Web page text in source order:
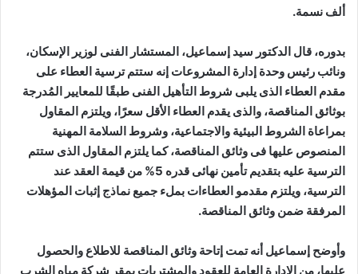
ألف نسمة.
بدوره، قال الدكتور سيد إسماعيل، المستشار الفنى لوزير الإسكان،
ونائب رئيس وحدة إدارة المشروعات إنه ستتم ترسية العطاء على
مقدم العطاء الذى يلبى شروط التأهيل الفنى طبقًا للمعايير المُدرجة
بوثائق المناقصة، والذى يقدم العطاء الأقل سعرًا، ويلتزم المقاول
بمراعاة الشروط البيئية والاجتماعية، وشروط السلامة المهنية
المنصوص عليها فى وثائق المناقصة، كما يلتزم المقاول الذى ستتم
الترسية عليه بتقديم تأمين نهائى قدره 5% من قيمة العقد عند
الترسية، ويلتزم مقدمو العطاءات بملء جميع نماذج إثبات المؤهلات
المرفقة ضمن وثائق المناقصة.
وأوضح إسماعيل أنه تمت إتاحة وثائق المناقصة للاطلاع والحصول
عليها، من الإدارة العامة للعقود والمشتريات بمقر شركة مياه الشرب